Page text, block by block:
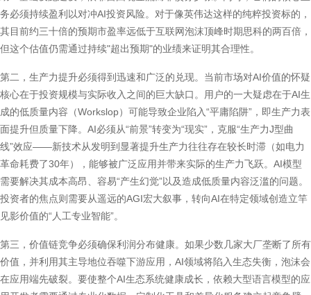
务必须持续盈利以对冲AI投资风险。对于像英伟达这样的纯粹投资标的，
其目前约三十倍的预期市盈率远低于互联网泡沫顶峰时期思科的两百倍，
但这个估值仍需通过持续"超出预期"的业绩来证明其合理性。
第二，生产力提升必须得到迅速和广泛的兑现。当前市场对AI价值的怀疑
核心在于投资规模与实际收入之间的巨大缺口。用户的一大疑虑在于AI生
成的低质量内容（Workslop）可能导致企业陷入“平庸陷阱”，即生产力表
面提升但质量下降。AI必须从“前景”转变为“现实”，克服“生产力J型曲
线”效应——新技术从发明到显著提升生产力往往存在较长时滞（如电力
革命耗费了30年），能够被广泛应用并带来实际的生产力飞跃。AI模型
需要解决其成本高昂、容易“产生幻觉”以及造成低质量内容泛滥的问题。
投资者的焦点则需要从遥远的AGI宏大叙事，转向AI在特定领域创造立竿
见影价值的“人工专业智能”。
第三，价值链竞争必须确保利润分布健康。如果少数几家大厂垄断了所有
价值，并利用其主导地位吞噬下游应用，AI领域将陷入生态失衡，泡沫会
在应用端先破裂。要使整个AI生态系统健康成长，依赖大型语言模型的应